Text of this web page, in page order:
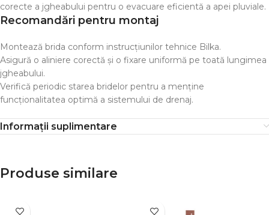
corecte a jgheabului pentru o evacuare eficientă a apei pluviale.
Recomandări pentru montaj
Montează brida conform instrucțiunilor tehnice Bilka.
Asigură o aliniere corectă și o fixare uniformă pe toată lungimea
jgheabului.
Verifică periodic starea bridelor pentru a menține
funcționalitatea optimă a sistemului de drenaj.
Informații suplimentare
Produse similare